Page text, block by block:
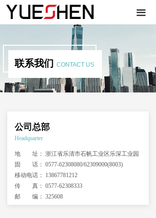
끀
联系我们 CONTACT US
公司总部
Headquarter
地 址： 浙江省乐清市石帆工业区乐深工业园
固 话： 0577-62308080/62309000(8003)
移动电话： 13867781212
传 真： 0577-62308333
邮 编： 325608